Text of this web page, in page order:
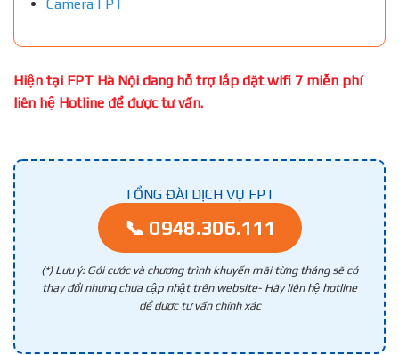
Camera FPT
Hiện tại FPT Hà Nội đang hỗ trợ lắp đặt wifi 7 miễn phí
liên hệ Hotline để được tư vấn.
TỔNG ĐÀI DỊCH VỤ FPT
📞 0948.306.111
(*) Lưu ý: Gói cước và chương trình khuyến mãi từng tháng sẽ có
thay đổi nhưng chưa cập nhật trên website- Hãy liên hệ hotline
để được tư vấn chính xác